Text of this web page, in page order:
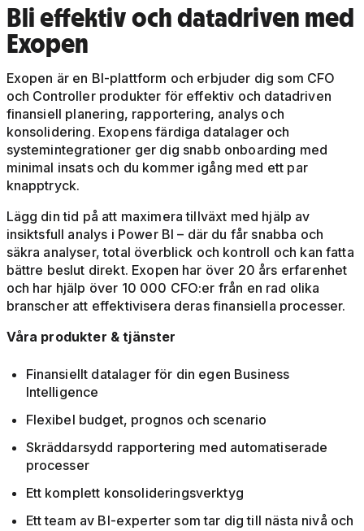
Bli effektiv och datadriven med
Exopen
Exopen är en BI-plattform och erbjuder dig som CFO
och Controller produkter för effektiv och datadriven
finansiell planering, rapportering, analys och
konsolidering. Exopens färdiga datalager och
systemintegrationer ger dig snabb onboarding med
minimal insats och du kommer igång med ett par
knapptryck.
Lägg din tid på att maximera tillväxt med hjälp av
insiktsfull analys i Power BI – där du får snabba och
säkra analyser, total överblick och kontroll och kan fatta
bättre beslut direkt. Exopen har över 20 års erfarenhet
och har hjälp över 10 000 CFO:er från en rad olika
branscher att effektivisera deras finansiella processer.
Våra produkter & tjänster
Finansiellt datalager för din egen Business
Intelligence
Flexibel budget, prognos och scenario
Skräddarsydd rapportering med automatiserade
processer
Ett komplett konsolideringsverktyg
Ett team av BI-experter som tar dig till nästa nivå och